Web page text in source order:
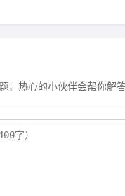
，热心的小伙伴会帮你解